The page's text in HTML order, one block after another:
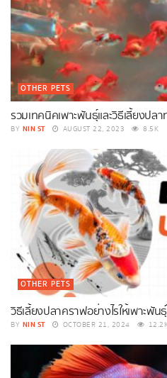
OTHER PETS
รวมเทคนิคเพาะพันธุ์และวิธีเลี้ยงปล
BY NIN ST AUGUST 22, 2023 8.5K
OTHER PETS
วิธีเลี้ยงปลาคราฟอย่างไรให้เพาะพั
BY NIN ST OCTOBER 21, 2024